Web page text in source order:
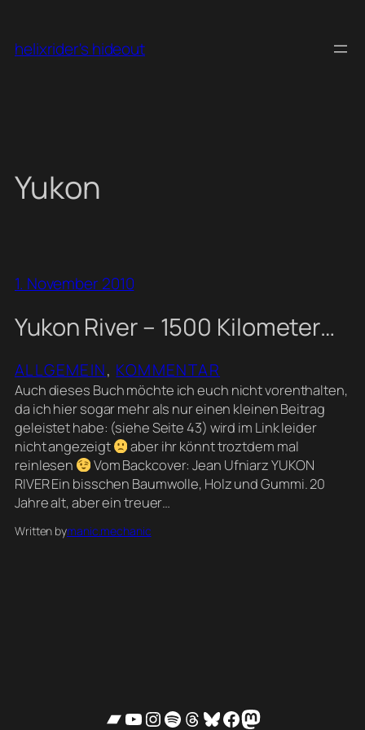
content
helixrider's hideout
Yukon
1. November 2010
Yukon River – 1500 Kilometer…
ALLGEMEIN, KOMMENTAR
Auch dieses Buch möchte ich euch nicht vorenthalten,
da ich hier sogar mehr als nur einen kleinen Beitrag
geleistet habe: (siehe Seite 43) wird im Link leider
nicht angezeigt
aber ihr könnt troztdem mal
reinlesen
Vom Backcover: Jean Ufniarz YUKON
RIVER Ein bisschen Baumwolle, Holz und Gummi. 20
Jahre alt, aber ein treuer…
Written bymanic.mechanic
Bandcamp
YouTube
Instagram
Spotify
Threads
Bluesky
Facebook
Mastodon